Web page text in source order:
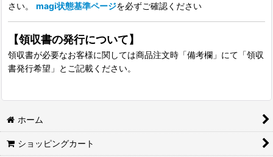
さい。 magi状態基準ページを必ずご確認ください
【領収書の発行について】
領収書が必要なお客様に関しては商品注文時「備考欄」にて「領収
書発行希望」とご記載ください。
ホーム
ショッピングカート